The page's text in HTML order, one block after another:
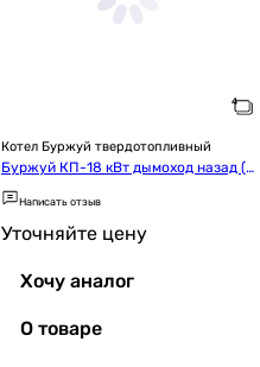
Котел Буржуй твердотопливный
Буржуй КП-18 кВт дымоход назад (4
мм)
Написать отзыв
Уточняйте цену
Хочу аналог
О товаре